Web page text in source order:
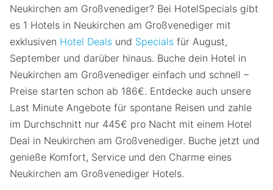
Neukirchen am Großvenediger? Bei HotelSpecials gibt
es 1 Hotels in Neukirchen am Großvenediger mit
exklusiven Hotel Deals und Specials für August,
September und darüber hinaus. Buche dein Hotel in
Neukirchen am Großvenediger einfach und schnell –
Preise starten schon ab 186€. Entdecke auch unsere
Last Minute Angebote für spontane Reisen und zahle
im Durchschnitt nur 445€ pro Nacht mit einem Hotel
Deal in Neukirchen am Großvenediger. Buche jetzt und
genieße Komfort, Service und den Charme eines
Neukirchen am Großvenediger Hotels.